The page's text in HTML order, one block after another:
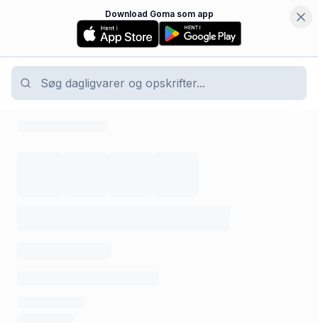
Download Goma som app